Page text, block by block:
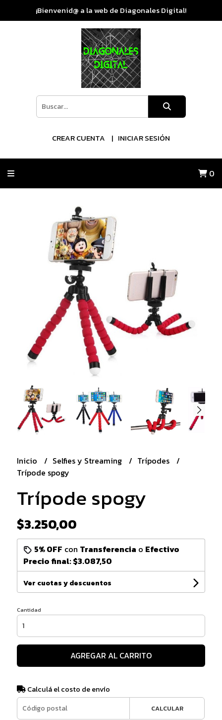
¡Bienvenid@ a la web de Diagonales Digital!
CREAR CUENTA INICIAR SESIÓN
0
Inicio Selfies y Streaming
Trípodes
Trípode spogy
Trípode spogy
$3.250,00
5% OFF con Transferencia o Efectivo
Precio final:$3.087,50
Ver cuotas y descuentos
Cantidad
AGREGAR AL CARRITO
Calculá el costo de envío
CALCULAR